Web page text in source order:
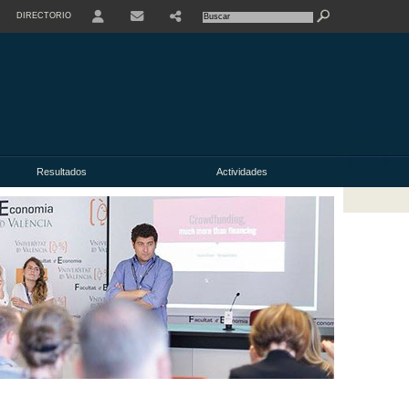
DIRECTORIO
Resultados Actividades